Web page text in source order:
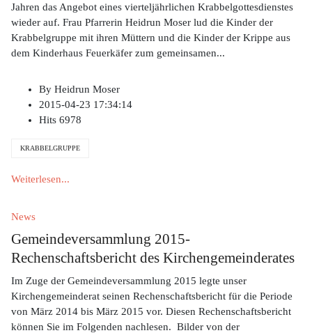
Jahren das Angebot eines vierteljährlichen Krabbelgottesdienstes
wieder auf. Frau Pfarrerin Heidrun Moser lud die Kinder der
Krabbelgruppe mit ihren Müttern und die Kinder der Krippe aus
dem Kinderhaus Feuerkäfer zum gemeinsamen...
By Heidrun Moser
2015-04-23 17:34:14
Hits 6978
KRABBELGRUPPE
Weiterlesen...
News
Gemeindeversammlung 2015-
Rechenschaftsbericht des Kirchengemeinderates
Im Zuge der Gemeindeversammlung 2015 legte unser
Kirchengemeinderat seinen Rechenschaftsbericht für die Periode
von März 2014 bis März 2015 vor. Diesen Rechenschaftsbericht
können Sie im Folgenden nachlesen. Bilder von der